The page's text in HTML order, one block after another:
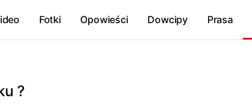
Fotki Opowieści Dowcipy Prasa
?